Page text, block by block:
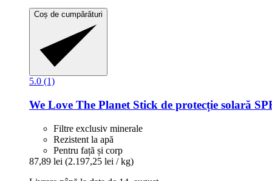
Coș de cumpărături
5.0 (1)
We Love The Planet Stick de protecție solară
Filtre exclusiv minerale
Rezistent la apă
Pentru față și corp
87,89 lei (2.197,25 lei / kg)